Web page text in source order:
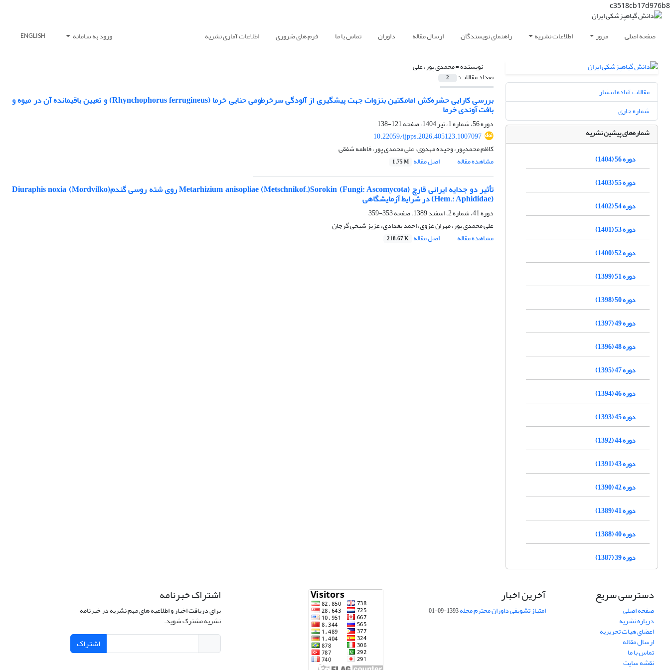
c3518cb17d976b8
صفحه اصلی مرور اطلاعات نشریه راهنمای نویسندگان ارسال مقاله داوران تماس با ما فرم های ضروری اطلاعات آماری نشریه ورود به سامانه ENGLISH
نویسنده =محمدی پور، علی
تعداد مقالات: 2
بررسی کارایی حشره‌کش امامکتین بنزوات جهت پیشگیری از آلودگی سرخرطومی حنایی خرما (Rhynchophorus ferrugineus) و تعیین باقیمانده آن در میوه و
بافت آوندی خرما
دوره 56، شماره 1، تیر 1404، صفحه
121-138
10.22059/ijpps.2026.405123.1007097
کاظم محمدپور، وحیده مهدوی، علی محمدی پور، فاطمه شفقی
مشاهده مقاله
اصل مقاله 1.75 M
تأثیر دو جدایه ایرانی قارچ Metarhizium anisopliae (Metschnikof.)Sorokin (Fungi: Ascomycota) روی شته روسی گندمDiuraphis noxia (Mordvilko)
(Hem.: Aphididae) در شرایط آزمایشگاهی
دوره 41، شماره 2، اسفند 1389، صفحه
353-359
علی محمدی پور، مهران غزوی، احمد بغدادی، عزیز شیخی گرجان
مشاهده مقاله
اصل مقاله 218.67 K
مقالات آماده انتشار
شماره جاری
شماره‌های پیشین نشریه
دوره 56 (1404)
دوره 55 (1403)
دوره 54 (1402)
دوره 53 (1401)
دوره 52 (1400)
دوره 51 (1399)
دوره 50 (1398)
دوره 49 (1397)
دوره 48 (1396)
دوره 47 (1395)
دوره 46 (1394)
دوره 45 (1393)
دوره 44 (1392)
دوره 43 (1391)
دوره 42 (1390)
دوره 41 (1389)
دوره 40 (1388)
دوره 39 (1387)
دسترسی سریع
صفحه اصلی
درباره نشریه
اعضای هیات تحریریه
ارسال مقاله
تماس با ما
نقشه سایت
آخرین اخبار
امتیاز تشویقی داوران محترم مجله1393-09-01
اشتراک خبرنامه
برای دریافت اخبار و اطلاعیه های مهم نشریه در خبرنامه
نشریه مشترک شوید.
اشتراک